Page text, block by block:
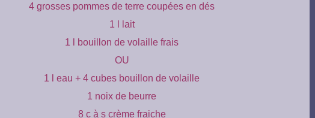
4 grosses pommes de terre coupées en dés
1 l lait
1 l bouillon de volaille frais
OU
1 l eau + 4 cubes bouillon de volaille
1 noix de beurre
8 c à s crème fraiche